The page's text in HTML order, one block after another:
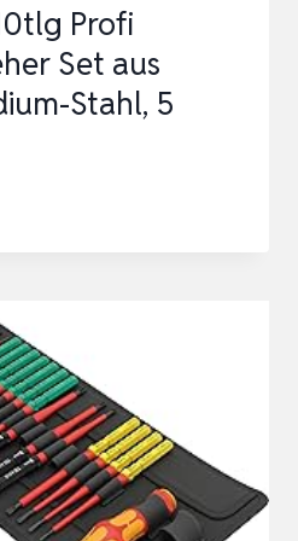
Profi
Set aus
Stahl, 5